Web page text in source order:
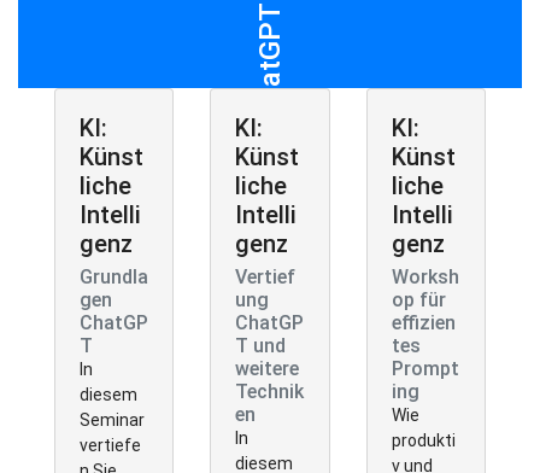
ChatGPT
KI:
Künst
liche
Intelli
genz
Grundla
gen
ChatGP
T
In
diesem
Seminar
vertiefe
KI:
Künst
liche
Intelli
genz
Vertief
ung
ChatGP
T und
weitere
Technik
en
In
diesem
KI:
Künst
liche
Intelli
genz
Worksh
op für
effizien
tes
Prompt
ing
Wie
produkti
v und